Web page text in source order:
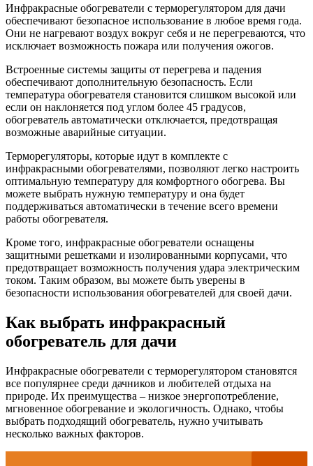
Инфракрасные обогреватели с терморегулятором для дачи
обеспечивают безопасное использование в любое время года.
Они не нагревают воздух вокруг себя и не перегреваются, что
исключает возможность пожара или получения ожогов.
Встроенные системы защиты от перегрева и падения
обеспечивают дополнительную безопасность. Если
температура обогревателя становится слишком высокой или
если он наклоняется под углом более 45 градусов,
обогреватель автоматически отключается, предотвращая
возможные аварийные ситуации.
Терморегуляторы, которые идут в комплекте с
инфракрасными обогревателями, позволяют легко настроить
оптимальную температуру для комфортного обогрева. Вы
можете выбрать нужную температуру и она будет
поддерживаться автоматически в течение всего времени
работы обогревателя.
Кроме того, инфракрасные обогреватели оснащены
защитными решетками и изолированными корпусами, что
предотвращает возможность получения удара электрическим
током. Таким образом, вы можете быть уверены в
безопасности использования обогревателей для своей дачи.
Как выбрать инфракрасный
обогреватель для дачи
Инфракрасные обогреватели с терморегулятором становятся
все популярнее среди дачников и любителей отдыха на
природе. Их преимущества – низкое энергопотребление,
мгновенное обогревание и экологичность. Однако, чтобы
выбрать подходящий обогреватель, нужно учитывать
несколько важных факторов.